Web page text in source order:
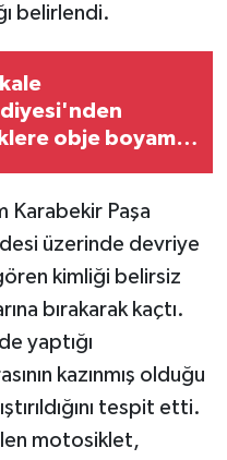
belirlendi.
obje boyama
Karabekir Paşa
üzerinde devriye
kimliği belirsiz
bırakarak kaçtı.
yaptığı
kazınmış olduğu
tespit etti.
motosiklet,